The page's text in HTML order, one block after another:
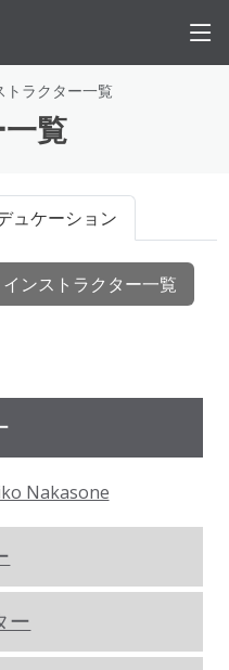
トラクター一覧
覧
ュケーション
インストラクター一覧
Nakasone
ー